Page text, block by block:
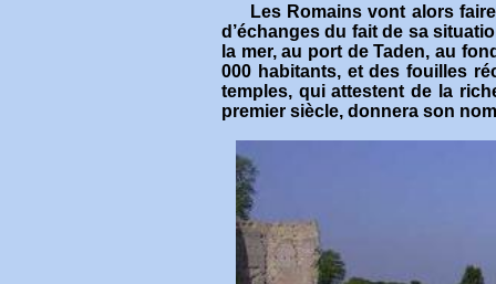
Les Romains vont alors
d’échanges du fait de sa
la mer, au port de Taden, au
000 habitants, et des fouilles
temples, qui attestent de la
premier siècle, donnera son